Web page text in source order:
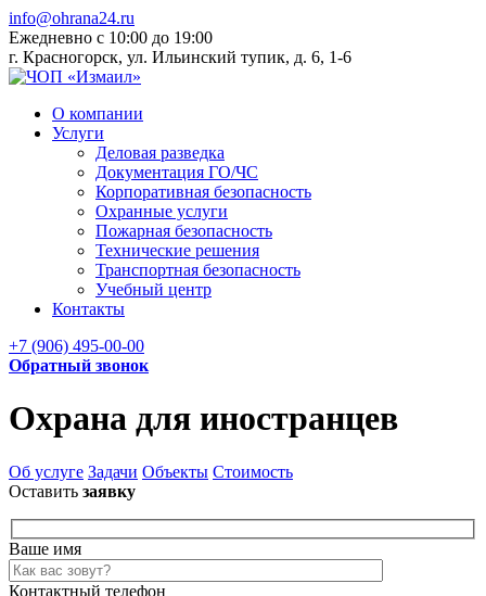
info@ohrana24.ru
Ежедневно c 10:00 до 19:00
г. Красногорск, ул. Ильинский тупик, д. 6, 1-6
О компании
Услуги
Деловая разведка
Документация ГО/ЧС
Корпоративная безопасность
Охранные услуги
Пожарная безопасность
Технические решения
Транспортная безопасность
Учебный центр
Контакты
+7 (906) 495-00-00
Обратный звонок
Охрана для иностранцев
Об услуге Задачи Объекты Стоимость
Оставить заявку
Ваше имя
Контактный телефон